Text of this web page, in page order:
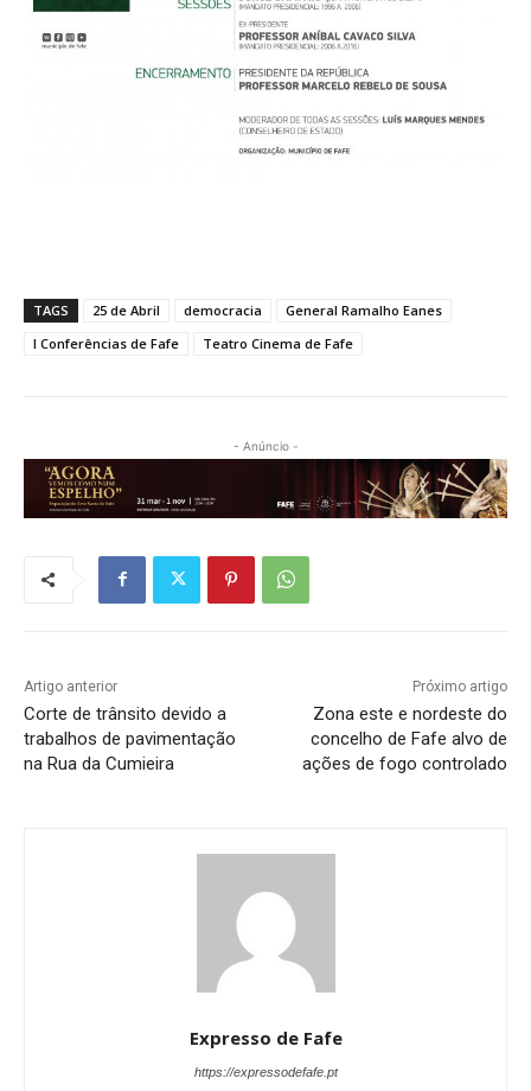
TAGS 25 de Abril democracia
General Ramalho Eanes
I Conferências de Fafe
Teatro Cinema de Fafe
- Anúncio -
Artigo anterior
Corte de trânsito devido a
trabalhos de pavimentação
na Rua da Cumieira
Próximo artigo
Zona este e nordeste do
concelho de Fafe alvo de
ações de fogo controlado
Expresso de Fafe
https://expressodefafe.pt